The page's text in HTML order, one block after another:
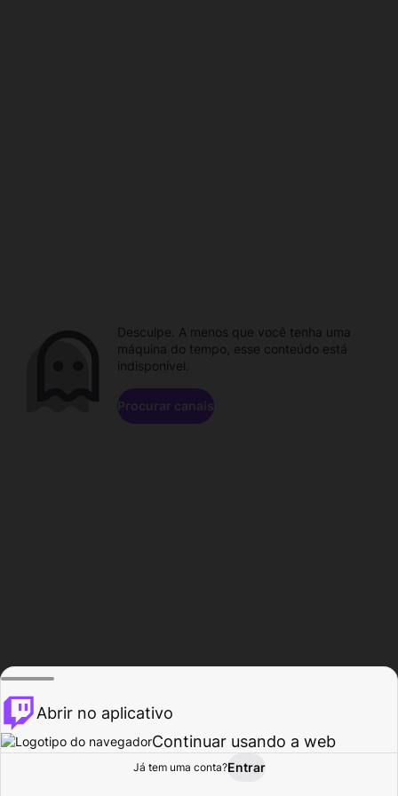
Procurar Atividade
Desculpe. A menos que você tenha uma
máquina do tempo, esse conteúdo está
indisponível.
Procurar canais
Abrir no aplicativo
Continuar usando a web
Já tem uma conta?Entrar